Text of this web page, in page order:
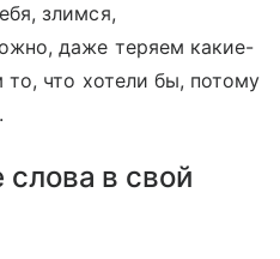
злимся,
даже теряем какие-
что хотели бы, потому
в свой